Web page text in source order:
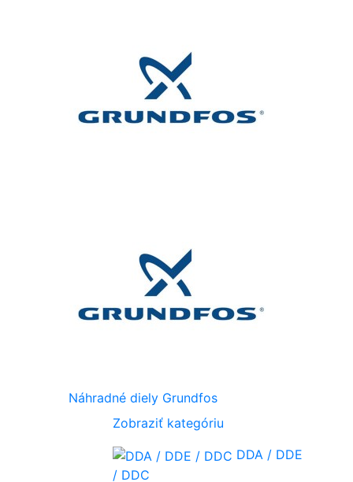
Náhradné diely Grundfos
Zobraziť kategóriu
DDA / DDE
/ DDC